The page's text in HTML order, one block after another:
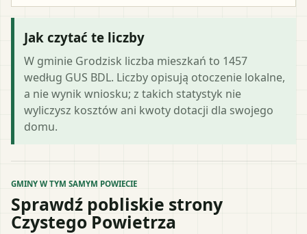
Jak czytać te liczby
W gminie Grodzisk liczba mieszkań to 1457
według GUS BDL. Liczby opisują otoczenie lokalne,
a nie wynik wniosku; z takich statystyk nie
wyliczysz kosztów ani kwoty dotacji dla swojego
domu.
GMINY W TYM SAMYM POWIECIE
Sprawdź pobliskie strony
Czystego Powietrza